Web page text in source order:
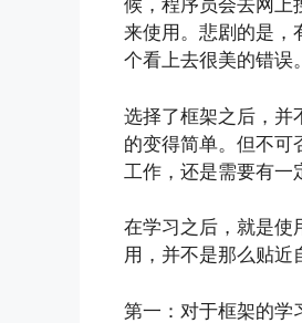
候，程序员会去网上
来使用。悲剧的是，
个看上去很美的错误。
选择了框架之后，并
的变得简单。但不可
工作，还是需要有一
在学习之后，就是使
用，并不是那么贴近
第一：对于框架的学